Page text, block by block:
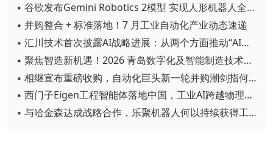
▪ 谷歌发布Gemini Robotics 2模型 实现人形机器人全身智能控制突破
▪ 并购整合 + 标准落地！7 月工业自动化产业动态速递
▪ 汇川技术首次披露AI战略进展：从两个方面推动“AI业务化”落地
▪ 聚焦智造新机遇！2026 青岛数字化及智能制造技术论坛圆满落幕
▪ 相继宣布重磅收购，自动化巨头新一轮并购潮剑指何方？
▪ 西门子Eigen工程智能体落地中国，工业AI跨越物理世界“确定性”拐点
▪ 与哈金森达成战略合作，乐聚机器人何以持续获得工业巨头青睐？